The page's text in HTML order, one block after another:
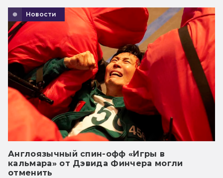
Новости
Англоязычный спин-офф «Игры в
кальмара» от Дэвида Финчера могли
отменить